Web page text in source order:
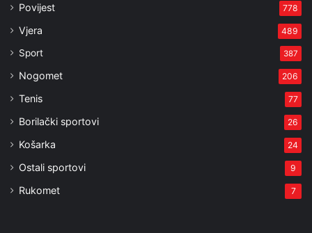
Povijest 778
Vjera 489
Sport 387
Nogomet 206
Tenis 77
Borilački sportovi 26
Košarka 24
Ostali sportovi 9
Rukomet 7